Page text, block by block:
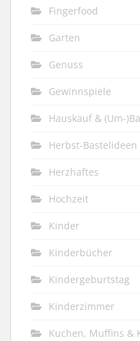
Fingerfood
Garten
Genuss
Gewinnspiele
Hauskauf & (Um-
Herbst-Bastelideen
Herzhaftes
Hochzeit
Kinder
Kinderbücher
Kindergeburtstag
Kinderzimmer
Kuchen, Muffins &